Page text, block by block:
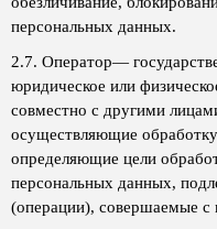
персональных данных.
2.7. Оператор—
юридическое или
совместно с другими
осуществляющие
определяющие цели
персональных данных,
(операции), совершаемые